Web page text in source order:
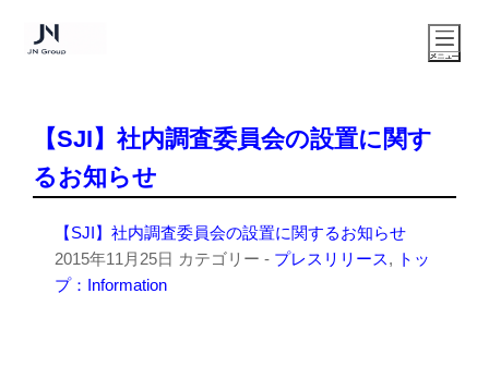
【SJI】社内調査委員会の設置に関す
るお知らせ
【SJI】社内調査委員会の設置に関するお知らせ
2015年11月25日 カテゴリー - プレスリリース, トッ
プ：Information